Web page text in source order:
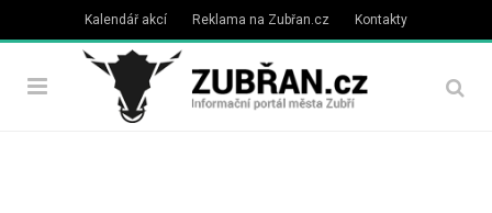
Kalendář akcí Reklama na Zubřan.cz Kontakty